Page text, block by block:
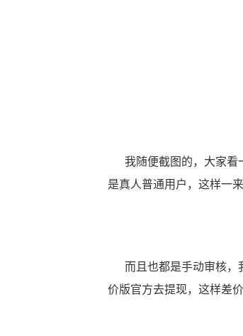
我随便截图的，大家看
是真人普通用户，这样一
而且也都是手动审核，
价版官方去提现，这样差